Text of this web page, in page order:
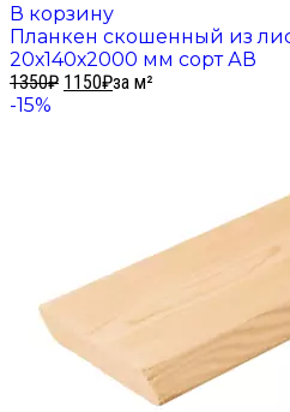
В корзину
Планкен скошенный из
20х140х2000 мм сорт АВ
1350₽ 1150₽за м²
-15%